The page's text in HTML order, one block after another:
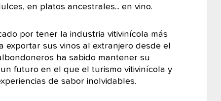
en platos ancestrales... en vino.
por tener la industria vitivinícola más
exportar sus vinos al extranjero desde el
ha sabido mantener su
futuro en el que el turismo vitivinícola y
de sabor inolvidables.